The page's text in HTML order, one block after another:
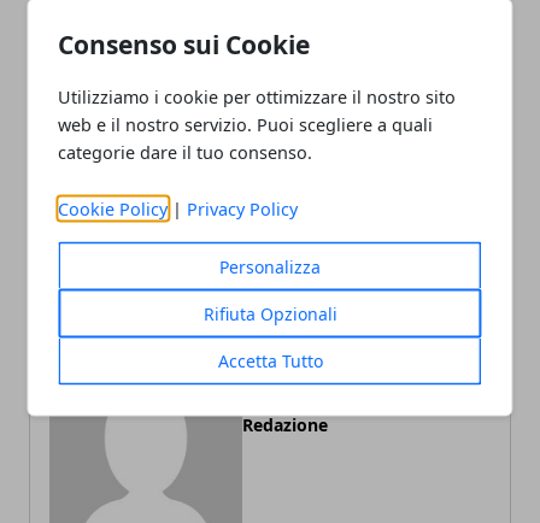
Consenso sui Cookie
Utilizziamo i cookie per ottimizzare il nostro sito
web e il nostro servizio. Puoi scegliere a quali
categorie dare il tuo consenso.
Cookie Policy | Privacy Policy
Personalizza
Rifiuta Opzionali
Accetta Tutto
Facebook
TwitterWhatsapp
Il successo grazie ai video
Redazione